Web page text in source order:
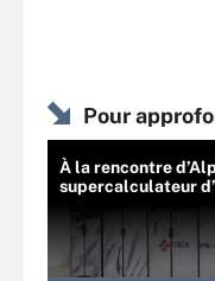
Pour
À la rencontre
supercalculateur